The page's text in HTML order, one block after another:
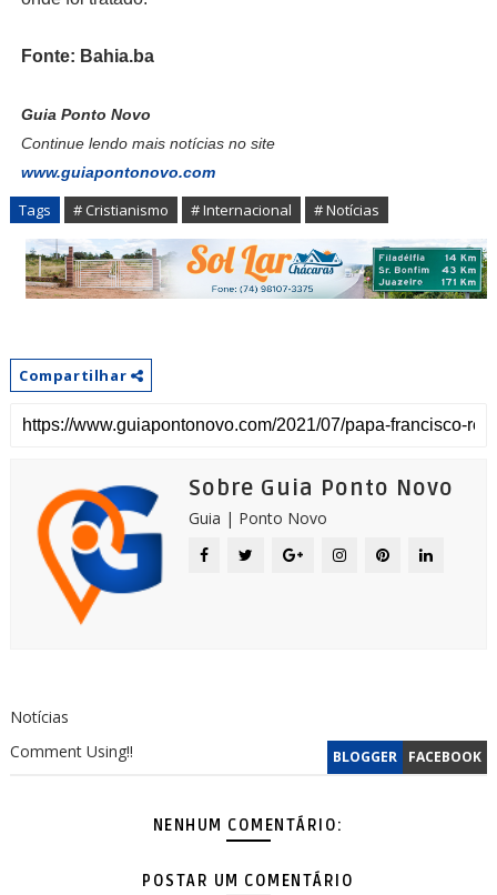
Fonte: Bahia.ba
Guia Ponto Novo
Continue lendo mais notícias no site
www.guiapontonovo.com
Tags # Cristianismo # Internacional # Notícias
Compartilhar
Sobre Guia Ponto Novo
Guia | Ponto Novo
Notícias
BLOGGER FACEBOOK
Comment Using!!
NENHUM COMENTÁRIO:
POSTAR UM COMENTÁRIO